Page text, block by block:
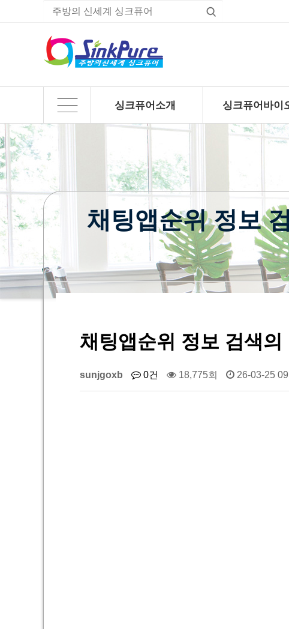
싱크퓨어소개 싱크퓨어바이
하위분류
하위분류
채팅앱순위 정보
채팅앱순위 정보 검색
sunjgoxb 0건 18,775회 26-03-25